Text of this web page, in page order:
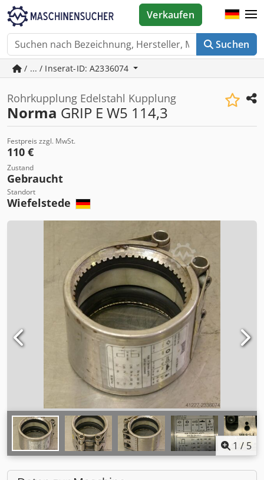
Suchen
Verkaufen
/ ... / Inserat-ID: A2336074
Rohrkupplung Edelstahl Kupplung
Norma GRIP E W5 114,3
Festpreis zzgl. MwSt.
110 €
Zustand
Gebraucht
Standort
Wiefelstede
1 / 5